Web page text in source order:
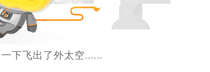
下飞出了外太空......